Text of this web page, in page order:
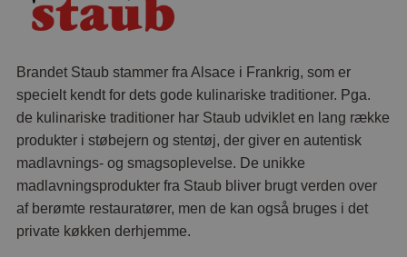
Brandet Staub stammer fra Alsace i Frankrig, som er
specielt kendt for dets gode kulinariske traditioner. Pga.
de kulinariske traditioner har Staub udviklet en lang række
produkter i støbejern og stentøj, der giver en autentisk
madlavnings- og smagsoplevelse. De unikke
madlavningsprodukter fra Staub bliver brugt verden over
af berømte restauratører, men de kan også bruges i det
private køkken derhjemme.